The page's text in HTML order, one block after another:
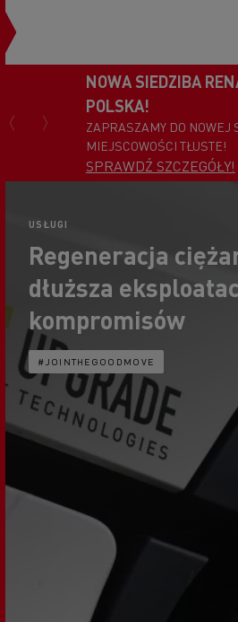
NOWA SIEDZIBA
POLSKA!
ZAPRASZAMY DO NOWEJ
MIEJSCOWOŚCI TŁUSTE!
SPRAWDŹ SZCZEGÓŁY!
USŁUGI
Regeneracja
dłuższa
kompromisów
#JOINTHEGOODMOVE